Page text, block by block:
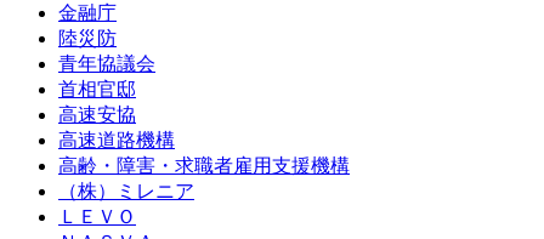
金融庁
陸災防
青年協議会
首相官邸
高速安協
高速道路機構
高齢・障害・求職者雇用支援機構
（株）ミレニア
ＬＥＶＯ